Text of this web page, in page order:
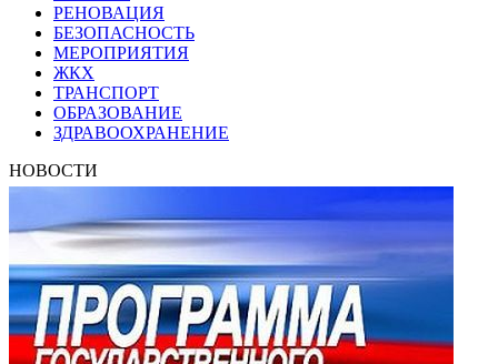
РЕНОВАЦИЯ
БЕЗОПАСНОСТЬ
МЕРОПРИЯТИЯ
ЖКХ
ТРАНСПОРТ
ОБРАЗОВАНИЕ
ЗДРАВООХРАНЕНИЕ
НОВОСТИ